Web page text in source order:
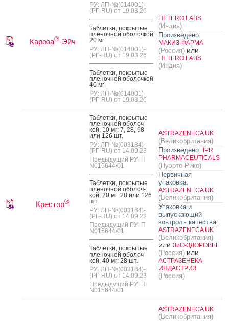
Кароза®-Эйч
РУ: ЛП-№(014001)-
(РГ-RU) от 19.03.26
Таб­летки, пок­ры­тые
пле­ноч­ной обо­лоч­кой
20 мг
РУ: ЛП-№(014001)-
(РГ-RU) от 19.03.26
Таб­летки, пок­ры­тые
пле­ноч­ной обо­лоч­кой
40 мг
РУ: ЛП-№(014001)-
(РГ-RU) от 19.03.26
HETERO LABS
(Индия)
Произведено:
МАКИЗ-ФАРМА
(Россия) или
HETERO LABS
(Индия)
Крестор®
Таб­летки, пок­ры­тые
пле­ноч­ной обо­лоч­
кой, 10 мг: 7, 28, 98
или 126 шт.
РУ: ЛП-№(003184)-
(РГ-RU) от 14.09.23
Предыдущий РУ: П
N015644/01
Таб­летки, пок­ры­тые
пле­ноч­ной обо­лоч­
кой, 20 мг: 28 или 126
шт.
РУ: ЛП-№(003184)-
(РГ-RU) от 14.09.23
Предыдущий РУ: П
N015644/01
Таб­летки, пок­ры­тые
пле­ноч­ной обо­лоч­
кой, 40 мг: 28 шт.
РУ: ЛП-№(003184)-
(РГ-RU) от 14.09.23
Предыдущий РУ: П
N015644/01
ASTRAZENECA UK
(Великобритания)
Произведено: IPR
PHARMACEUTICALS
(Пуэрто-Рико)
Первичная
упаковка:
ASTRAZENECA UK
(Великобритания)
Упаковка и
выпускающий
контроль качества:
ASTRAZENECA UK
(Великобритания)
или ЗиО-ЗДОРОВЬЕ
(Россия) или
АСТРАЗЕНЕКА
ИНДАСТРИЗ
(Россия)
ASTRAZENECA UK
(Великобритания)